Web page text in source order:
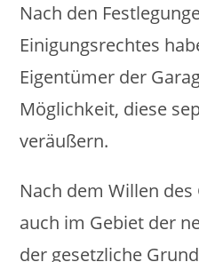
Nach den
Einigungsrechtes
Eigentümer der
Möglichkeit, diese
veräußern.
Nach dem Willen
auch im Gebiet der
der gesetzliche